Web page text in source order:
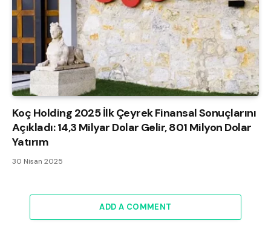
Koç Holding 2025 İlk Çeyrek Finansal Sonuçlarını
Açıkladı: 14,3 Milyar Dolar Gelir, 801 Milyon Dolar
Yatırım
30 Nisan 2025
ADD A COMMENT